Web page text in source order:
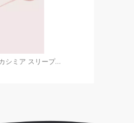
高級 16GG ピュア カシミア スリープ アイマスク |カスタム OEM アクセサリー メーカー